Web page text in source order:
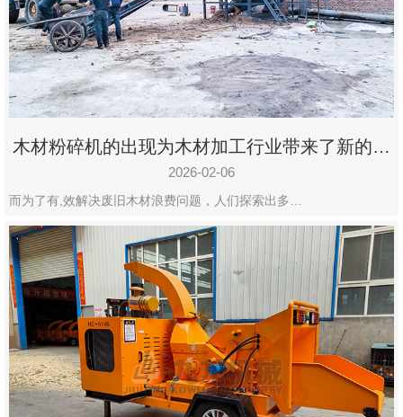
木材粉碎机的出现为木材加工行业带来了新的变
化
2026-02-06
而为了有,效解决废旧木材浪费问题，人们探索出多…